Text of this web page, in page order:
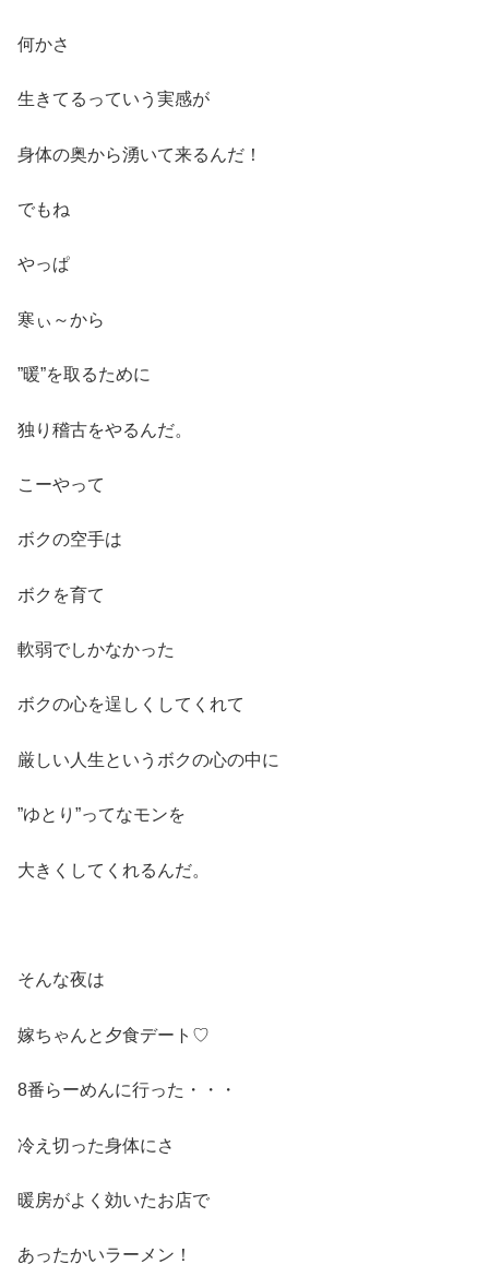
何かさ
生きてるっていう実感が
身体の奥から湧いて来るんだ！
でもね
やっぱ
寒ぃ～から
”暖”を取るために
独り稽古をやるんだ。
こーやって
ボクの空手は
ボクを育て
軟弱でしかなかった
ボクの心を逞しくしてくれて
厳しい人生というボクの心の中に
”ゆとり”ってなモンを
大きくしてくれるんだ。
そんな夜は
嫁ちゃんと夕食デート♡
8番らーめんに行った・・・
冷え切った身体にさ
暖房がよく効いたお店で
あったかいラーメン！